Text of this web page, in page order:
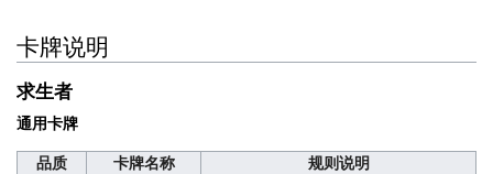
卡牌说明
求生者
通用卡牌
品质 卡牌名称
规则说明